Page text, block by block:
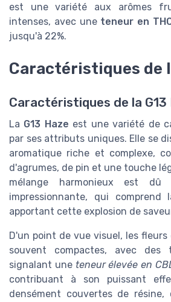
est une variété aux arômes
intenses, avec une teneur en
jusqu'à 22%.
Caractéristiques de
Caractéristiques de la G13
La G13 Haze est une variété de
par ses attributs uniques. Elle se
aromatique riche et complexe,
d'agrumes, de pin et une touche
mélange harmonieux est
impressionnante, qui comprend
apportant cette explosion de
D'un point de vue visuel, les fleurs
souvent compactes, avec des
signalant une teneur élevée en
contribuant à son puissant
densément couvertes de